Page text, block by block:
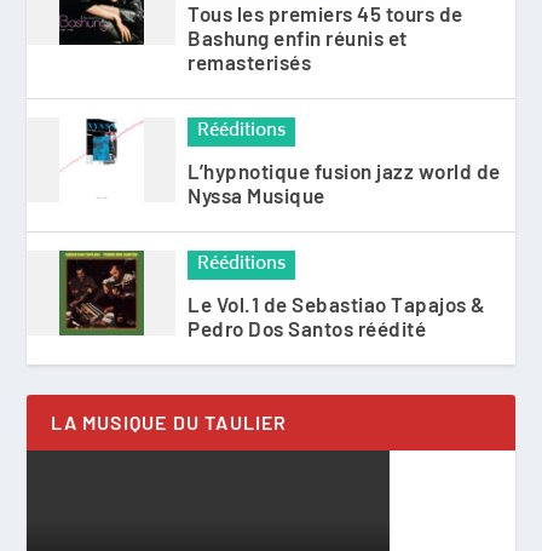
Tous les premiers 45 tours de
Bashung enfin réunis et
remasterisés
Rééditions
L’hypnotique fusion jazz world de
Nyssa Musique
Rééditions
Le Vol.1 de Sebastiao Tapajos &
Pedro Dos Santos réédité
LA MUSIQUE DU TAULIER